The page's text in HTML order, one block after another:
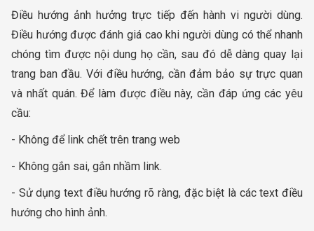
Điều hướng ảnh hưởng trực tiếp đến hành vi người dùng.
Điều hướng được đánh giá cao khi người dùng có thể nhanh
chóng tìm được nội dung họ cần, sau đó dễ dàng quay lại
trang ban đầu. Với điều hướng, cần đảm bảo sự trực quan
và nhất quán. Để làm được điều này, cần đáp ứng các yêu
cầu:
- Không để link chết trên trang web
- Không gắn sai, gắn nhầm link.
- Sử dụng text điều hướng rõ ràng, đặc biệt là các text điều
hướng cho hình ảnh.